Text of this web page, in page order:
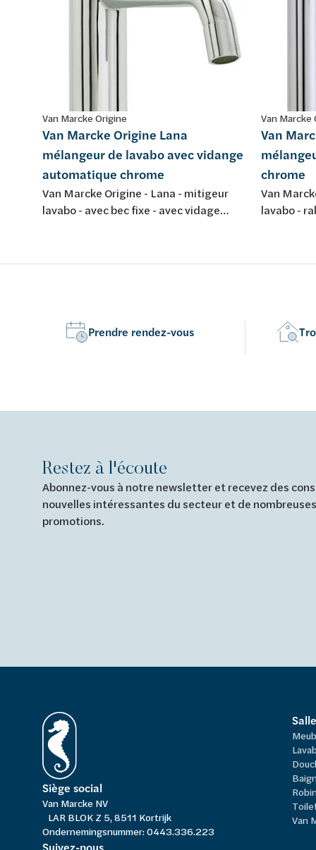
Van Marcke Origine
Van Marcke Origine Lana
mélangeur de lavabo avec vidange
automatique chrome
Van Marcke Origine - Lana - mitigeur
lavabo - avec bec fixe - avec vidage
Van Marcke
Van
chrome
Van
lavabo -
Prendre rendez-vous
Restez à l'écoute
Abonnez-vous à notre newsletter et recevez des
nouvelles intéressantes du secteur et de
promotions.
Siège social
Van Marcke NV
LAR BLOK Z 5, 8511 Kortrijk
Ondernemingsnummer: 0443.336.223
Suivez-nous
Van